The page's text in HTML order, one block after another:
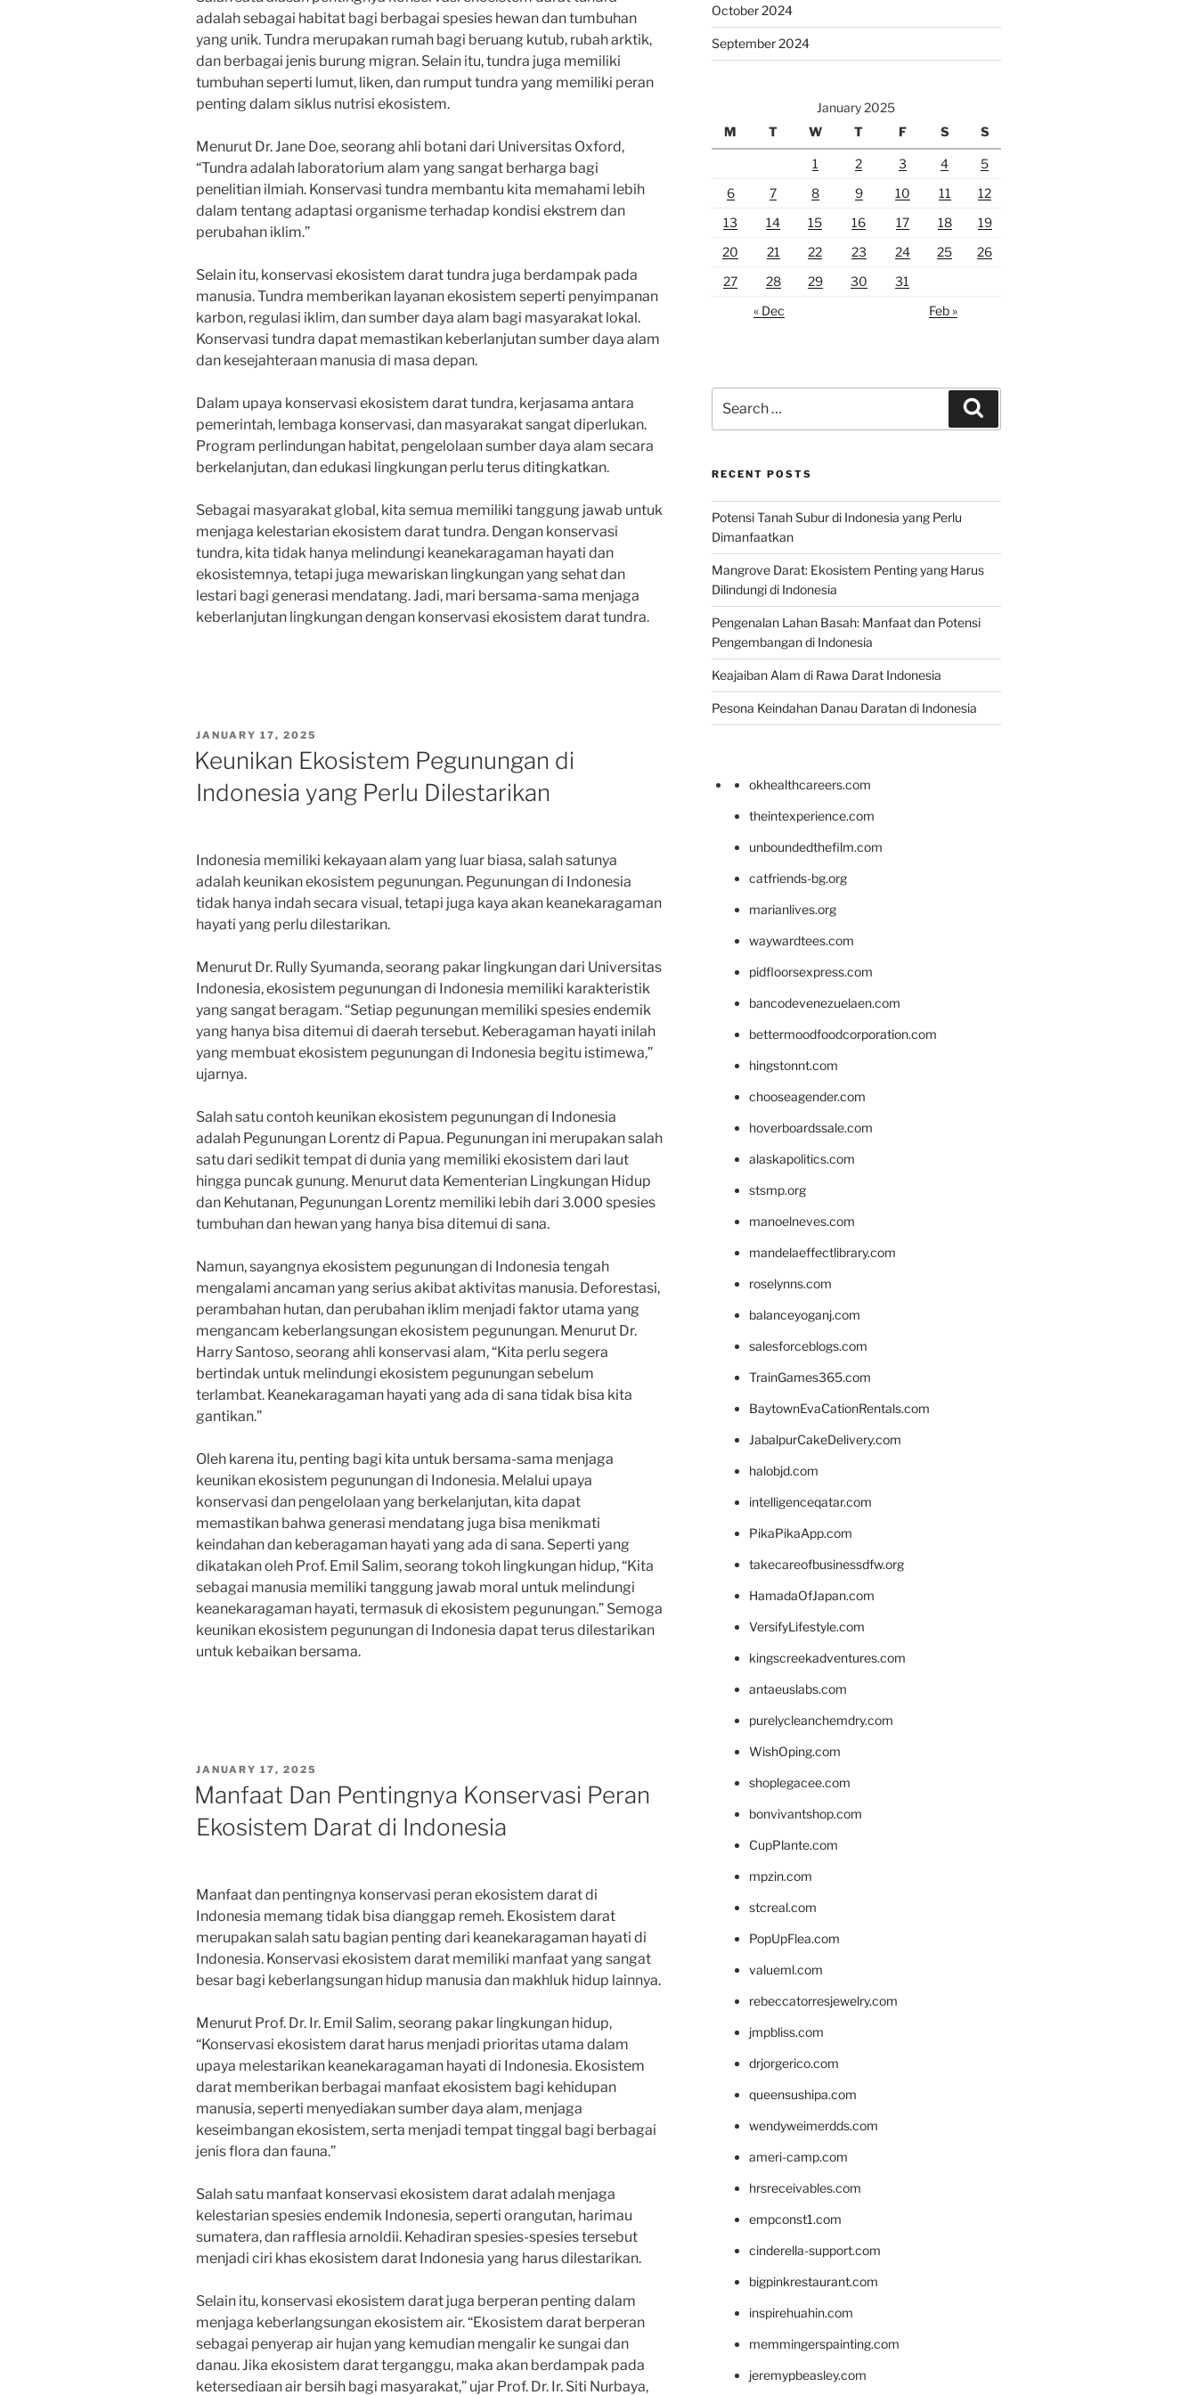
adalah sebagai habitat bagi berbagai spesies hewan dan tumbuhan
yang unik. Tundra merupakan rumah bagi beruang kutub, rubah arktik,
dan berbagai jenis burung migran. Selain itu, tundra juga memiliki
tumbuhan seperti lumut, liken, dan rumput tundra yang memiliki peran
penting dalam siklus nutrisi ekosistem.
Menurut Dr. Jane Doe, seorang ahli botani dari Universitas Oxford,
“Tundra adalah laboratorium alam yang sangat berharga bagi
penelitian ilmiah. Konservasi tundra membantu kita memahami lebih
dalam tentang adaptasi organisme terhadap kondisi ekstrem dan
perubahan iklim.”
Selain itu, konservasi ekosistem darat tundra juga berdampak pada
manusia. Tundra memberikan layanan ekosistem seperti penyimpanan
karbon, regulasi iklim, dan sumber daya alam bagi masyarakat lokal.
Konservasi tundra dapat memastikan keberlanjutan sumber daya alam
dan kesejahteraan manusia di masa depan.
Dalam upaya konservasi ekosistem darat tundra, kerjasama antara
pemerintah, lembaga konservasi, dan masyarakat sangat diperlukan.
Program perlindungan habitat, pengelolaan sumber daya alam secara
berkelanjutan, dan edukasi lingkungan perlu terus ditingkatkan.
Sebagai masyarakat global, kita semua memiliki tanggung jawab untuk
menjaga kelestarian ekosistem darat tundra. Dengan konservasi
tundra, kita tidak hanya melindungi keanekaragaman hayati dan
ekosistemnya, tetapi juga mewariskan lingkungan yang sehat dan
lestari bagi generasi mendatang. Jadi, mari bersama-sama menjaga
keberlanjutan lingkungan dengan konservasi ekosistem darat tundra.
POSTED
JANUARY 17, 2025
Keunikan Ekosistem Pegunungan di
Indonesia yang Perlu Dilestarikan
Indonesia memiliki kekayaan alam yang luar biasa, salah satunya
adalah keunikan ekosistem pegunungan. Pegunungan di Indonesia
tidak hanya indah secara visual, tetapi juga kaya akan keanekaragaman
hayati yang perlu dilestarikan.
Menurut Dr. Rully Syumanda, seorang pakar lingkungan dari Universitas
Indonesia, ekosistem pegunungan di Indonesia memiliki karakteristik
yang sangat beragam. “Setiap pegunungan memiliki spesies endemik
yang hanya bisa ditemui di daerah tersebut. Keberagaman hayati inilah
yang membuat ekosistem pegunungan di Indonesia begitu istimewa,”
ujarnya.
Salah satu contoh keunikan ekosistem pegunungan di Indonesia
adalah Pegunungan Lorentz di Papua. Pegunungan ini merupakan salah
satu dari sedikit tempat di dunia yang memiliki ekosistem dari laut
hingga puncak gunung. Menurut data Kementerian Lingkungan Hidup
dan Kehutanan, Pegunungan Lorentz memiliki lebih dari 3.000 spesies
tumbuhan dan hewan yang hanya bisa ditemui di sana.
Namun, sayangnya ekosistem pegunungan di Indonesia tengah
mengalami ancaman yang serius akibat aktivitas manusia. Deforestasi,
perambahan hutan, dan perubahan iklim menjadi faktor utama yang
mengancam keberlangsungan ekosistem pegunungan. Menurut Dr.
Harry Santoso, seorang ahli konservasi alam, “Kita perlu segera
bertindak untuk melindungi ekosistem pegunungan sebelum
terlambat. Keanekaragaman hayati yang ada di sana tidak bisa kita
gantikan.”
Oleh karena itu, penting bagi kita untuk bersama-sama menjaga
keunikan ekosistem pegunungan di Indonesia. Melalui upaya
konservasi dan pengelolaan yang berkelanjutan, kita dapat
memastikan bahwa generasi mendatang juga bisa menikmati
keindahan dan keberagaman hayati yang ada di sana. Seperti yang
dikatakan oleh Prof. Emil Salim, seorang tokoh lingkungan hidup, “Kita
sebagai manusia memiliki tanggung jawab moral untuk melindungi
keanekaragaman hayati, termasuk di ekosistem pegunungan.” Semoga
keunikan ekosistem pegunungan di Indonesia dapat terus dilestarikan
untuk kebaikan bersama.
POSTED
ON
JANUARY 17, 2025
Manfaat Dan Pentingnya Konservasi Peran
Ekosistem Darat di Indonesia
Manfaat dan pentingnya konservasi peran ekosistem darat di
Indonesia memang tidak bisa dianggap remeh. Ekosistem darat
merupakan salah satu bagian penting dari keanekaragaman hayati di
Indonesia. Konservasi ekosistem darat memiliki manfaat yang sangat
besar bagi keberlangsungan hidup manusia dan makhluk hidup lainnya.
Menurut Prof. Dr. Ir. Emil Salim, seorang pakar lingkungan hidup,
“Konservasi ekosistem darat harus menjadi prioritas utama dalam
upaya melestarikan keanekaragaman hayati di Indonesia. Ekosistem
darat memberikan berbagai manfaat ekosistem bagi kehidupan
manusia, seperti menyediakan sumber daya alam, menjaga
keseimbangan ekosistem, serta menjadi tempat tinggal bagi berbagai
jenis flora dan fauna.”
Salah satu manfaat konservasi ekosistem darat adalah menjaga
kelestarian spesies endemik Indonesia, seperti orangutan, harimau
sumatera, dan rafflesia arnoldii. Kehadiran spesies-spesies tersebut
menjadi ciri khas ekosistem darat Indonesia yang harus dilestarikan.
Selain itu, konservasi ekosistem darat juga berperan penting dalam
menjaga keberlangsungan ekosistem air. “Ekosistem darat berperan
sebagai penyerap air hujan yang kemudian mengalir ke sungai dan
danau. Jika ekosistem darat terganggu, maka akan berdampak pada
ketersediaan air bersih bagi masyarakat,” ujar Prof. Dr. Ir. Siti Nurbaya,
October 2024
September 2024
January 2025
M
T W T F S S
1 2 3 4
5
6
7 8 9 10 11
12
13
14 15 16 17 18
19
20
21 22 23 24 25
26
27
28 29 30
31
« Dec
Feb »
for:
RECENT POSTS
Potensi Tanah Subur di Indonesia yang Perlu
Dimanfaatkan
Mangrove Darat: Ekosistem Penting yang Harus
Dilindungi di Indonesia
Pengenalan Lahan Basah: Manfaat dan Potensi
Pengembangan di Indonesia
Keajaiban Alam di Rawa Darat Indonesia
Pesona Keindahan Danau Daratan di Indonesia
okhealthcareers.com
theintexperience.com
unboundedthefilm.com
catfriends-bg.org
marianlives.org
waywardtees.com
pidfloorsexpress.com
bancodevenezuelaen.com
bettermoodfoodcorporation.com
hingstonnt.com
chooseagender.com
hoverboardssale.com
alaskapolitics.com
stsmp.org
manoelneves.com
mandelaeffectlibrary.com
roselynns.com
balanceyoganj.com
salesforceblogs.com
TrainGames365.com
BaytownEvaCationRentals.com
JabalpurCakeDelivery.com
halobjd.com
intelligenceqatar.com
PikaPikaApp.com
takecareofbusinessdfw.org
HamadaOfJapan.com
VersifyLifestyle.com
kingscreekadventures.com
antaeuslabs.com
purelycleanchemdry.com
WishOping.com
shoplegacee.com
bonvivantshop.com
CupPlante.com
mpzin.com
stcreal.com
PopUpFlea.com
valueml.com
rebeccatorresjewelry.com
jmpbliss.com
drjorgerico.com
queensushipa.com
wendyweimerdds.com
ameri-camp.com
hrsreceivables.com
empconst1.com
cinderella-support.com
bigpinkrestaurant.com
inspirehuahin.com
memmingerspainting.com
jeremypbeasley.com